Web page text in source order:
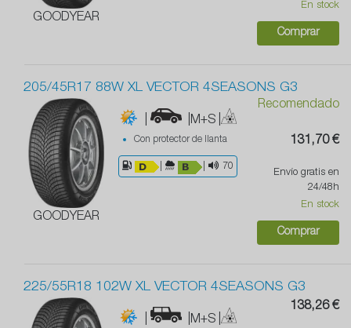
GOODYEAR
En stock
Comprar
205/45R17 88W XL VECTOR 4SEASONS G3
GOODYEAR
| |M+S |
Con protector de llanta
70
Recomendado
131,70 €
Envío gratis en
24/48h
En stock
Comprar
225/55R18 102W XL VECTOR 4SEASONS G3
| |M+S |
138,26 €